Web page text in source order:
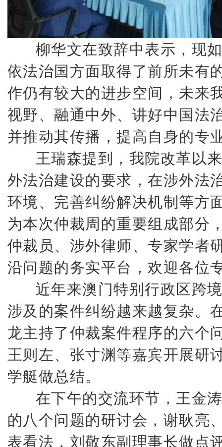
柳华文在致辞中表示，现
依法治国方面取得了前所未有
作仍有较大的进步空间，未来
视野、融通中外、讲好中国法
并推动其传播，提高自身的专
王瑞森提到，我院改革以
外法治建设的要求，在涉外法
环境、完善纠纷解决机制等方
为本次仲裁周的重要组成部分
仲裁员、涉外律师、专家学者
沿问题的务实平台，欢迎各位
近年来澳门特别行政区跨
涉及的案件纠纷越来越复杂。
龙主持了仲裁案件程序的六个
王则左、张寸渊等嘉宾开展研
学艇做总结。
在下午的交流环节，王金
的八个问题的研讨会，谢耿亮
表看法，刘敬东副理事长做点